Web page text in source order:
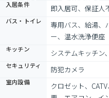
入居条件 即入居可、保証人
バス・トイレ
専用バス、給湯、
ー、温水洗浄便座
キッチン システムキッチン
セキュリティ 防犯カメラ
室内設備
クロゼット、